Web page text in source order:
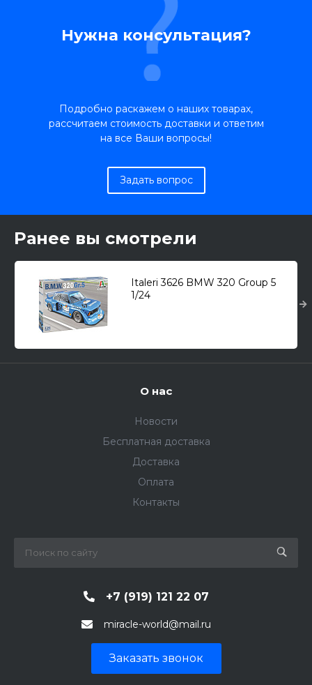
Нужна консультация?
Подробно раскажем о наших товарах,
рассчитаем стоимость доставки и ответим
на все Ваши вопросы!
Задать вопрос
Ранее вы смотрели
Italeri 3626 BMW 320 Group 5
1/24
О нас
Новости
Бесплатная доставка
Доставка
Оплата
Контакты
+7 (919) 121 22 07
miracle-world@mail.ru
Заказать звонок